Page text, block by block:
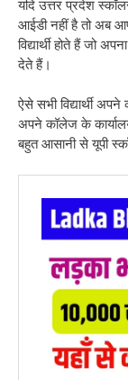
यदि उत्तर प्रदेश
आईडी नहीं है तो अब
विद्यार्थी होते हैं जो
देते हैं।
ऐसे सभी विद्यार्थी
अपने कॉलेज के
बहुत आसानी से यूपी